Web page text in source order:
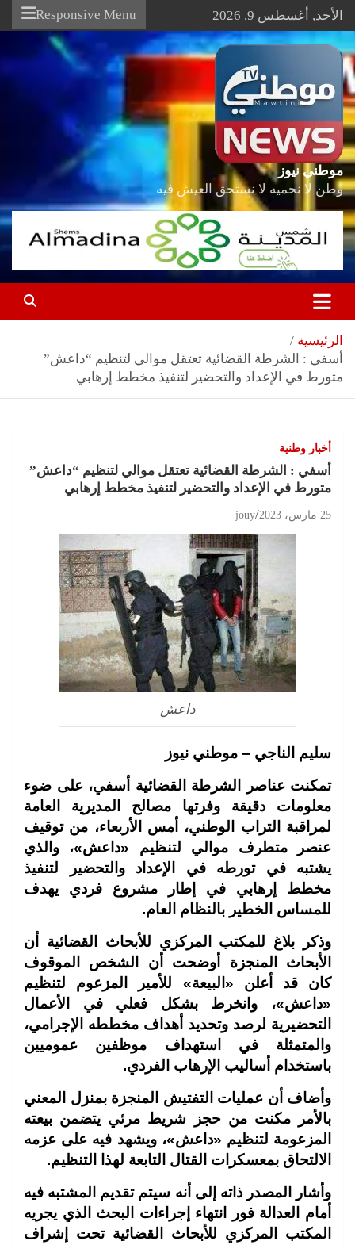
Skip
content
الأحد, أغسطس 9, 2026 Responsive Menu
موطني نيوز
وطن لا نحميه لا نستحق العيش فيه
الرئيسية
أسفي : الشرطة القضائية تعتقل موالي لتنظيم “داعش”
متورط في الإعداد والتحضير لتنفيذ مخطط إرهابي
أخبار وطنية
أسفي : الشرطة القضائية تعتقل موالي لتنظيم “داعش”
متورط في الإعداد والتحضير لتنفيذ مخطط إرهابي
25 مارس، 2023 jouy
داعش
سليم الناجي – موطني نيوز
تمكنت عناصر الشرطة القضائية أسفي، على ضوء
معلومات دقيقة وفرتها مصالح المديرية العامة
لمراقبة التراب الوطني، أمس الأربعاء، من توقيف
عنصر متطرف موالي لتنظيم «داعش»، والذي
يشتبه في تورطه في الإعداد والتحضير لتنفيذ
مخطط إرهابي في إطار مشروع فردي يهدف
للمساس الخطير بالنظام العام.
وذكر بلاغ للمكتب المركزي للأبحاث القضائية أن
الأبحاث المنجزة أوضحت أن الشخص الموقوف
كان قد أعلن «البيعة» للأمير المزعوم لتنظيم
«داعش»، وانخرط بشكل فعلي في الأعمال
التحضيرية لرصد وتحديد أهداف مخططه الإجرامي،
والمتمثلة في استهداف موظفين عموميين
باستخدام أساليب الإرهاب الفردي.
وأضاف أن عمليات التفتيش المنجزة بمنزل المعني
بالأمر مكنت من حجز شريط مرئي يتضمن بيعته
المزعومة لتنظيم «داعش»، ويشهد فيه على عزمه
الالتحاق بمعسكرات القتال التابعة لهذا التنظيم.
وأشار المصدر ذاته إلى أنه سيتم تقديم المشتبه فيه
أمام العدالة فور انتهاء إجراءات البحث الذي يجريه
المكتب المركزي للأبحاث القضائية تحت إشراف